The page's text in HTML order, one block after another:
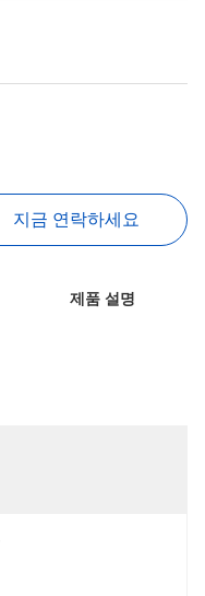
지금 연락하세요
제품 설명